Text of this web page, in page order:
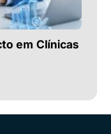
em Clínicas